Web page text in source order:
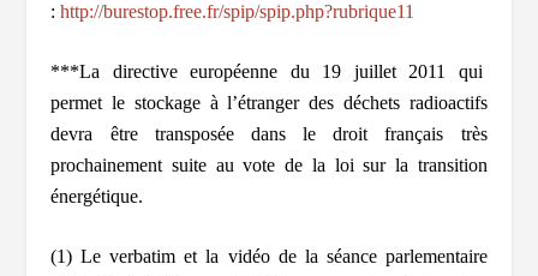
:http://burestop.free.fr/spip/spip.php?rubrique11
***La directive européenne du 19 juillet 2011 qui
permet le stockage à l’étranger des déchets radioactifs
devra être transposée dans le droit français très
prochainement suite au vote de la loi sur la transition
énergétique.
(1) Le verbatim et la vidéo de la séance parlementaire